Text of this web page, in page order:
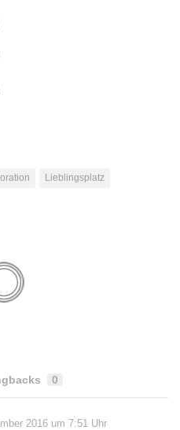
Lieblingsplatz
0
2016 um 7:51 Uhr